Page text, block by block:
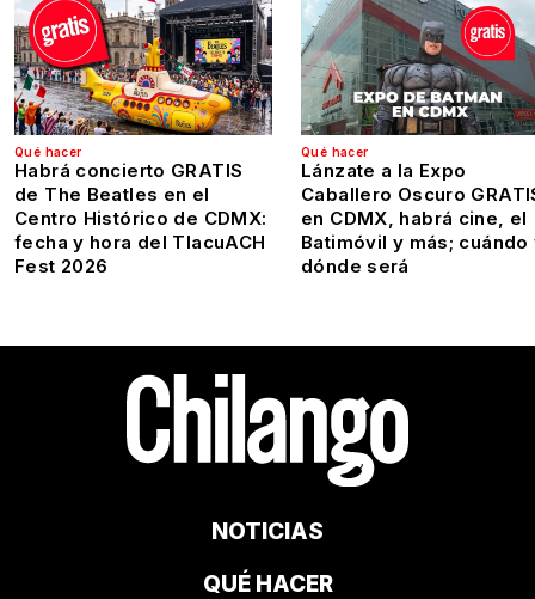
Qué hacer
Habrá concierto GRATIS
de The Beatles en el
Centro Histórico de CDMX:
fecha y hora del TlacuACH
Fest 2026
Qué hacer
Lánzate a la Expo
Caballero Oscuro
en CDMX, habrá cine, el
Batimóvil y más; cuándo
dónde será
NOTICIAS
QUÉ HACER